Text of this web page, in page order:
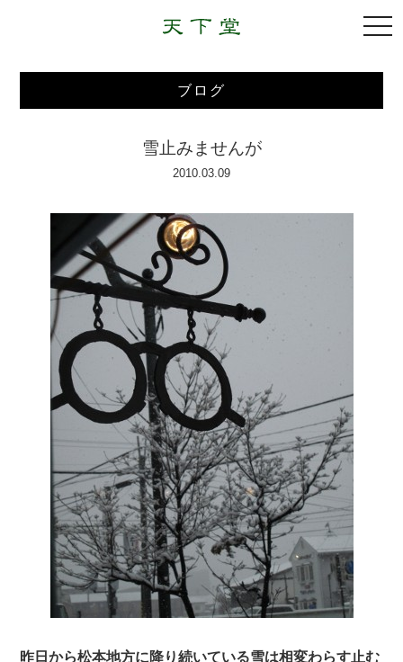
ブログ
雪止みませんが
2010.03.09
昨日から松本地方に降り続いている雪は相変わらす止む